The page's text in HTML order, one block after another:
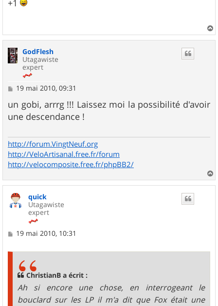
s
e
+1
a
GodFlesh
Utagawiste
expert
M
s
s
a
19 mai 2010, 09:31
un gobi, arrrg !!! Laissez moi la possibilité d'avoir
une descendance !
http://forum.VingtNeuf.org
http://VeloArtisanal.free.fr/forum
http://velocomposite.free.fr/phpBB2/
a
quick
Utagawiste
expert
M19 mai 2010, 10:31
ChristianB a écrit :
Ah si encore une chose, en interrogeant le
bouclard sur les LP il m'a dit que Fox était une